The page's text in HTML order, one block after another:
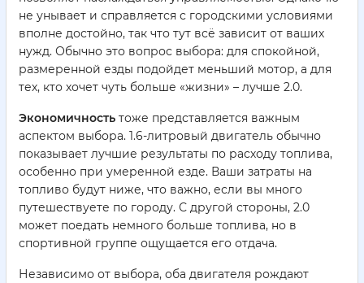
не унывает и справляется с городскими условиями
вполне достойно, так что тут всё зависит от ваших
нужд. Обычно это вопрос выбора: для спокойной,
размеренной езды подойдет меньший мотор, а для
тех, кто хочет чуть больше «жизни» – лучше 2.0.
Экономичность тоже представляется важным
аспектом выбора. 1.6-литровый двигатель обычно
показывает лучшие результаты по расходу топлива,
особенно при умеренной езде. Ваши затраты на
топливо будут ниже, что важно, если вы много
путешествуете по городу. С другой стороны, 2.0
может поедать немного больше топлива, но в
спортивной группе ощущается его отдача.
Независимо от выбора, оба двигателя рождают